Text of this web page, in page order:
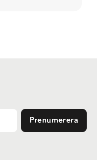
Prenumerera